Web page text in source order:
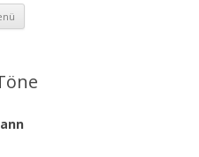
Zum
springen